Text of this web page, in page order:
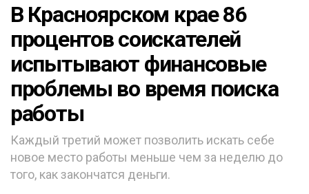
В Красноярском крае 86
процентов соискателей
испытывают финансовые
проблемы во время поиска
работы
Каждый третий может позволить искать себе
новое место работы меньше чем за неделю до
того, как закончатся деньги.